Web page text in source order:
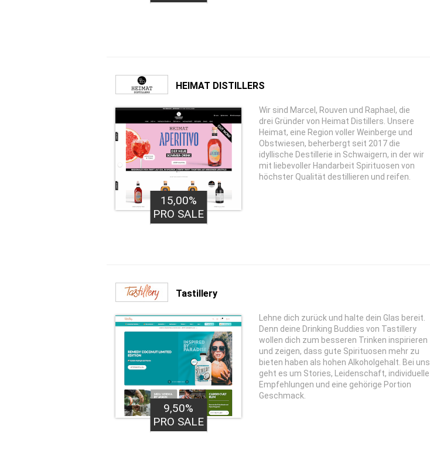
HEIMAT DISTILLERS
15,00%
PRO SALE
Wir sind Marcel, Rouven und Raphael, die
drei Gründer von Heimat Distillers. Unsere
Heimat, eine Region voller Weinberge und
Obstwiesen, beherbergt seit 2017 die
idyllische Destillerie in Schwaigern, in der wir
mit liebevoller Handarbeit Spirituosen von
höchster Qualität destillieren und reifen.
Tastillery
9,50%
PRO SALE
Lehne dich zurück und halte dein Glas bereit.
Denn deine Drinking Buddies von Tastillery
wollen dich zum besseren Trinken inspirieren
und zeigen, dass gute Spirituosen mehr zu
bieten haben als hohen Alkoholgehalt. Bei uns
geht es um Stories, Leidenschaft, individuelle
Empfehlungen und eine gehörige Portion
Geschmack.